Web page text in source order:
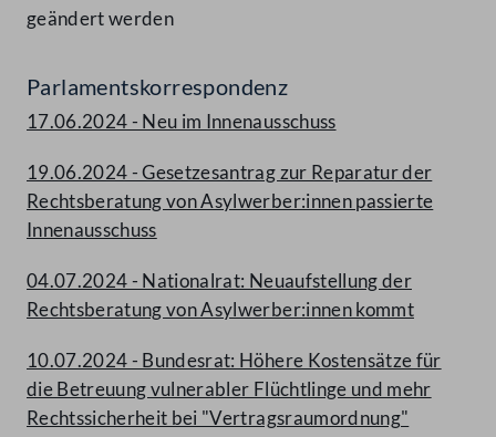
geändert werden
Parlamentskorrespondenz
17.06.2024 - Neu im Innenausschuss
19.06.2024 - Gesetzesantrag zur Reparatur der
Rechtsberatung von Asylwerber:innen passierte
Innenausschuss
04.07.2024 - Nationalrat: Neuaufstellung der
Rechtsberatung von Asylwerber:innen kommt
10.07.2024 - Bundesrat: Höhere Kostensätze für
die Betreuung vulnerabler Flüchtlinge und mehr
Rechtssicherheit bei "Vertragsraumordnung"